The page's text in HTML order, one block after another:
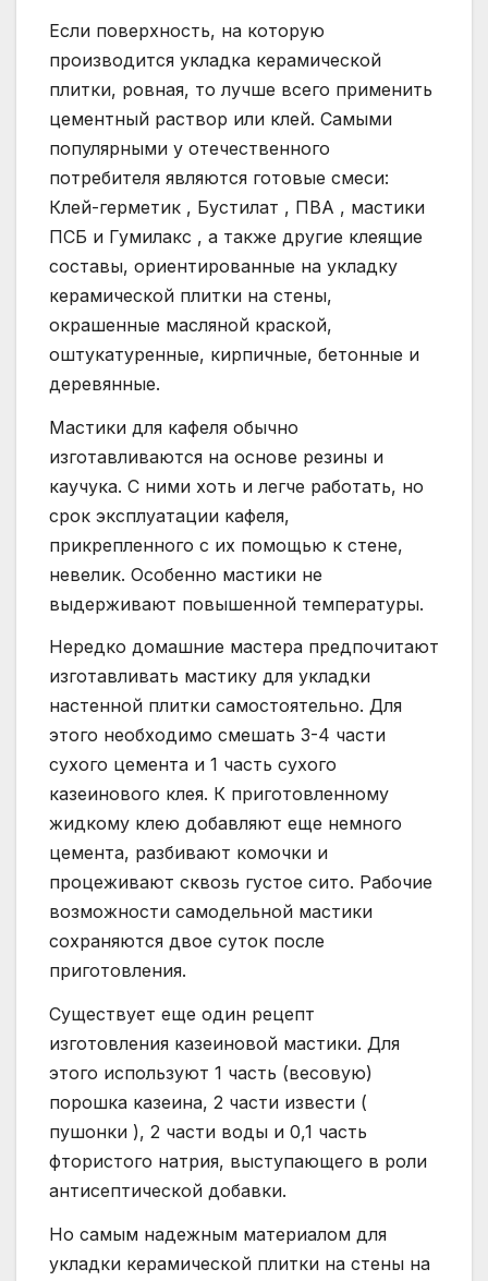
Если поверхность, на которую
производится укладка керамической
плитки, ровная, то лучше всего применить
цементный раствор или клей. Самыми
популярными у отечественного
потребителя являются готовые смеси:
Клей-герметик , Бустилат , ПВА , мастики
ПСБ и Гумилакс , а также другие клеящие
составы, ориентированные на укладку
керамической плитки на стены,
окрашенные масляной краской,
оштукатуренные, кирпичные, бетонные и
деревянные.
Мастики для кафеля обычно
изготавливаются на основе резины и
каучука. С ними хоть и легче работать, но
срок эксплуатации кафеля,
прикрепленного с их помощью к стене,
невелик. Особенно мастики не
выдерживают повышенной температуры.
Нередко домашние мастера предпочитают
изготавливать мастику для укладки
настенной плитки самостоятельно. Для
этого необходимо смешать 3-4 части
сухого цемента и 1 часть сухого
казеинового клея. К приготовленному
жидкому клею добавляют еще немного
цемента, разбивают комочки и
процеживают сквозь густое сито. Рабочие
возможности самодельной мастики
сохраняются двое суток после
приготовления.
Существует еще один рецепт
изготовления казеиновой мастики. Для
этого используют 1 часть (весовую)
порошка казеина, 2 части извести (
пушонки ), 2 части воды и 0,1 часть
фтористого натрия, выступающего в роли
антисептической добавки.
Но самым надежным материалом для
укладки керамической плитки на стены на